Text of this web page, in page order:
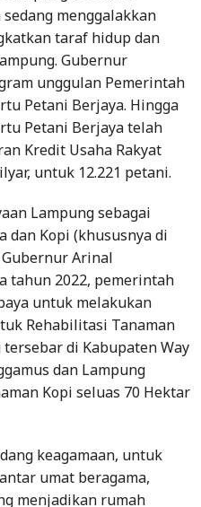
Gubernur
unggulan Pemerintah
Petani Berjaya. Hingga
Petani Berjaya telah
Kredit Usaha Rakyat
untuk 12.221 petani.
Lampung sebagai
Kopi (khususnya di
Arinal
tahun 2022, pemerintah
untuk melakukan
Rehabilitasi Tanaman
di Kabupaten Way
dan Lampung
Kopi seluas 70 Hektar
keagamaan, untuk
umat beragama,
menjadikan rumah
sebagai pusat informasi
radikalisme